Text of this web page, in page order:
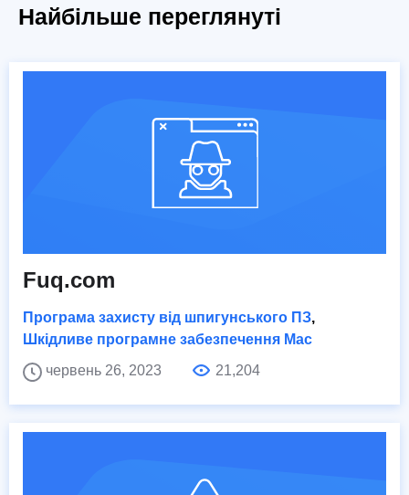
Найбільше переглянуті
Fuq.com
Програма захисту від шпигунського ПЗ,
Шкідливе програмне забезпечення Mac
червень 26, 2023
21,204